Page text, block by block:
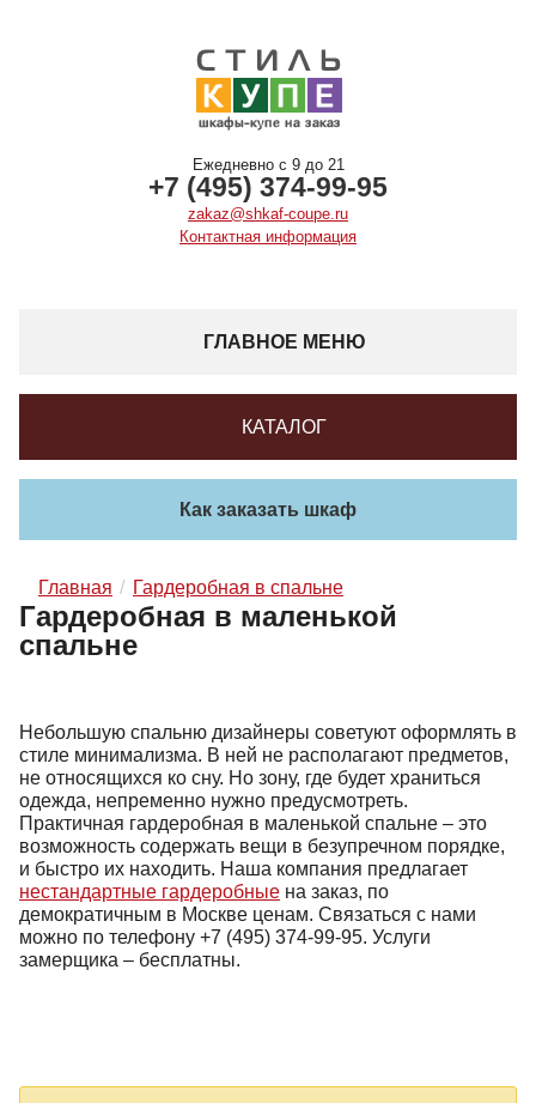
Ежедневно с 9 до 21
+7 (495) 374-99-95
zakaz@shkaf-coupe.ru
Контактная информация
ГЛАВНОЕ МЕНЮ
КАТАЛОГ
Как заказать шкаф
Главная Гардеробная в спальне
Гардеробная в маленькой
спальне
Небольшую спальню дизайнеры советуют оформлять в
стиле минимализма. В ней не располагают предметов,
не относящихся ко сну. Но зону, где будет храниться
одежда, непременно нужно предусмотреть.
Практичная гардеробная в маленькой спальне – это
возможность содержать вещи в безупречном порядке,
и быстро их находить. Наша компания предлагает
нестандартные гардеробные на заказ, по
демократичным в Москве ценам. Связаться с нами
можно по телефону +7 (495) 374-99-95. Услуги
замерщика – бесплатны.